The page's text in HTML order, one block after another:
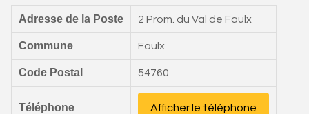
Adresse de la Poste 2 Prom. du Val de Faulx
Commune Faulx
Code Postal 54760
Téléphone Afficher le téléphone